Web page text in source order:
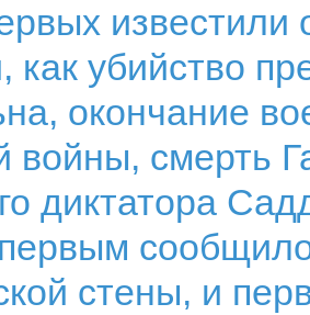
известили
как убийство
окончание
войны, смерть
диктатора
стены, и